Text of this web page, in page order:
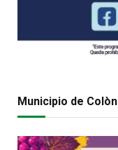
Municipio de Colòn